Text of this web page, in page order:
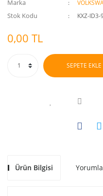
Marka
Stok Kodu KXZ-ID3-
0,00 TL
SEPETE EKLE
Ürün Bilgisi